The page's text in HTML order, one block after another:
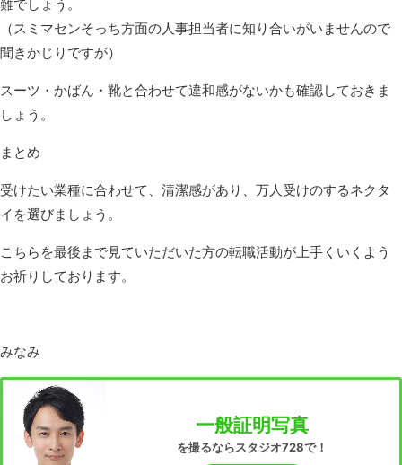
難でしょう。
（スミマセンそっち方面の人事担当者に知り合いがいませんので
聞きかじりですが）
スーツ・かばん・靴と合わせて違和感がないかも確認しておきま
しょう。
まとめ
受けたい業種に合わせて、清潔感があり、万人受けのするネクタ
イを選びましょう。
こちらを最後まで見ていただいた方の転職活動が上手くいくよう
お祈りしております。
みなみ
一般証明写真
を撮るならスタジオ728で！